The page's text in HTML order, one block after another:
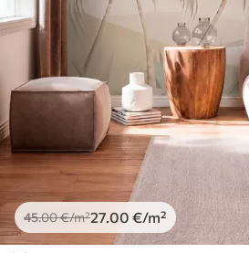
45.00€/m²27.00 €/m²